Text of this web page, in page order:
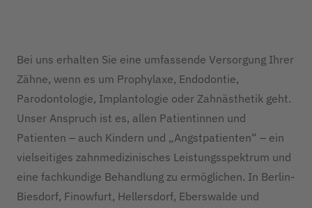
Bei uns erhalten Sie eine umfassende Versorgung Ihrer
Zähne, wenn es um Prophylaxe, Endodontie,
Parodontologie, Implantologie oder Zahnästhetik geht.
Unser Anspruch ist es, allen Patientinnen und
Patienten – auch Kindern und „Angstpatienten“ – ein
vielseitiges zahnmedizinisches Leistungsspektrum und
eine fachkundige Behandlung zu ermöglichen. In Berlin-
Biesdorf, Finowfurt, Hellersdorf, Eberswalde und